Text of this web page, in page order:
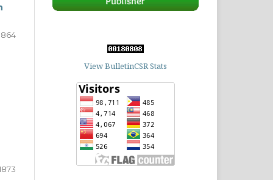
View BulletinCSR Stats